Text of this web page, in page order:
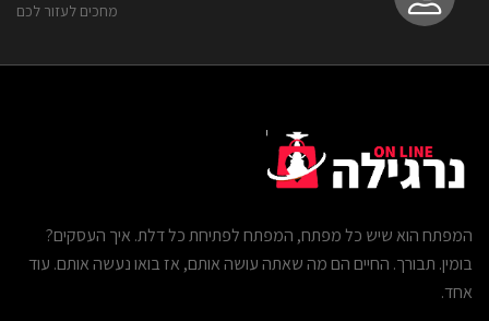
מחכים לעזור לכם
המפתח הוא שיש כל מפתח, המפתח לפתיחת כל דלת. איך העסקים?
בומין. תבורך. החיים הם מה שאתה עושה אותם, אז בואו נעשה אותם. עוד
אחד.